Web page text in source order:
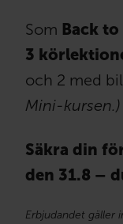
Som Back
3
och 2 med
Mini-kursen.)
Säkra din
den 31.8 –
Erbjudandet gäller